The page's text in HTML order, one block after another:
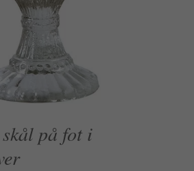
på fot i